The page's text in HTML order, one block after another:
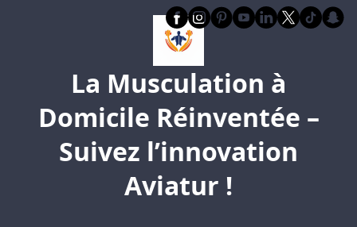
La Musculation à
Domicile Réinventée –
Suivez l’innovation
Aviatur !